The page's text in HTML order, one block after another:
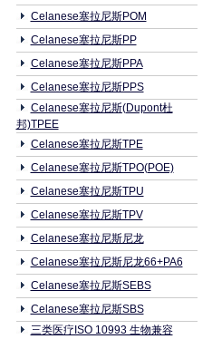
Celanese塞拉尼斯POM
Celanese塞拉尼斯PP
Celanese塞拉尼斯PPA
Celanese塞拉尼斯PPS
Celanese塞拉尼斯(Dupont杜
邦)TPEE
Celanese塞拉尼斯TPE
Celanese塞拉尼斯TPO(POE)
Celanese塞拉尼斯TPU
Celanese塞拉尼斯TPV
Celanese塞拉尼斯尼龙
Celanese塞拉尼斯尼龙66+PA6
Celanese塞拉尼斯SEBS
Celanese塞拉尼斯SBS
三类医疗ISO 10993 生物兼容